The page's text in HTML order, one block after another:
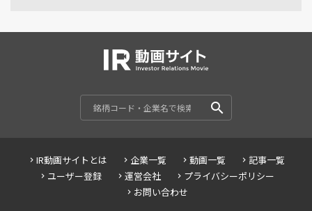
IR動画サイトとは 企業一覧 動画一覧
記事一覧
ユーザー登録
運営会社
プライバシーポリシー
お問い合わせ